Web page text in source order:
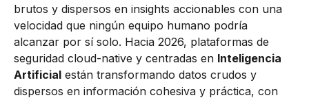
brutos y dispersos en insights accionables con una
velocidad que ningún equipo humano podría
alcanzar por sí solo. Hacia 2026, plataformas de
seguridad cloud-native y centradas en Inteligencia
Artificial están transformando datos crudos y
dispersos en información cohesiva y práctica, con